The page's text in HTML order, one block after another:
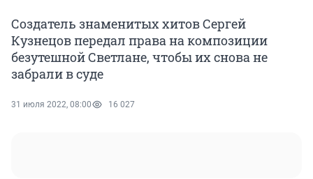
Создатель знаменитых хитов Сергей
Кузнецов передал права на композиции
безутешной Светлане, чтобы их снова не
забрали в суде
31 июля 2022, 08:00 16 027